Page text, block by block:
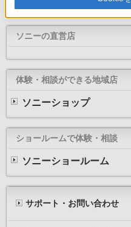
ソニーの直営店
体験・相談ができる地域店
ソニーショップ
ショールームで体験・相談
ソニーショールーム
サポート・お問い合わせ